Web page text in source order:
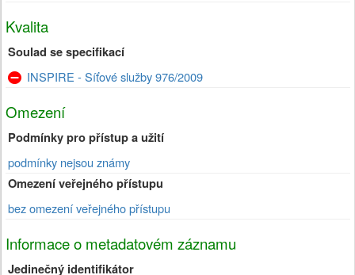
Kvalita
Soulad se specifikací
INSPIRE - Síťové služby 976/2009
Omezení
Podmínky pro přístup a užití
podmínky nejsou známy
Omezení veřejného přístupu
bez omezení veřejného přístupu
Informace o metadatovém záznamu
Jedinečný identifikátor